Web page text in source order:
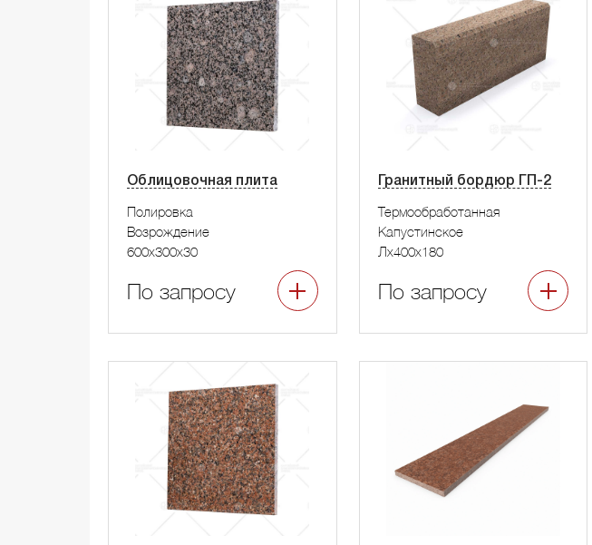
Облицовочная плита
Полировка
Возрождение
600x300x30
По запросу
Гранитный бордюр ГП-2
Термообработанная
Капустинское
Лx400x180
По запросу